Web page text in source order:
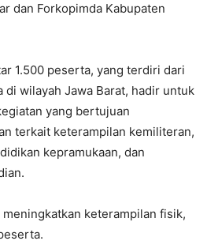
dan Forkopimda Kabupaten
1.500 peserta, yang terdiri dari
di wilayah Jawa Barat, hadir untuk
yang bertujuan
terkait keterampilan kemiliteran,
kepramukaan, dan
keterampilan fisik,